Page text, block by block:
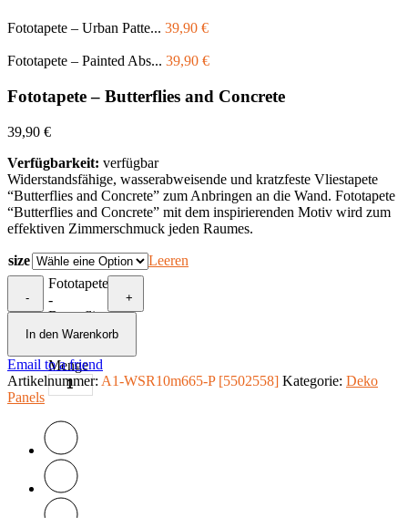
Fototapete – Urban Patte... 39,90 €
Fototapete – Painted Abs... 39,90 €
Fototapete – Butterflies and Concrete
39,90 €
Verfügbarkeit: verfügbar
Widerstandsfähige, wasserabweisende und kratzfeste Vliestapete
“Butterflies and Concrete” zum Anbringen an die Wand. Fototapete
“Butterflies and Concrete” mit dem inspirierenden Motiv wird zum
effektiven Zimmerschmuck jeden Raumes.
size Leeren
-
Fototapete
-
Butterflies
and
Menge
+
In den Warenkorb
Email to a friend
Artikelnummer: A1-WSR10m665-P [5502558] Kategorie: Deko
Panels